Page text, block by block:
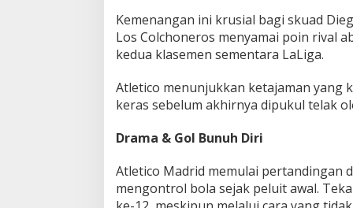
e
z
m
a
n
C
t
B
r
a
Kemenangan ini krusial bagi skuad
Los Colchoneros menyamai poin rival
kedua klasemen sementara LaLiga.
Atletico menunjukkan ketajaman yang
keras sebelum akhirnya dipukul telak
Drama & Gol Bunuh Diri
Atletico Madrid memulai pertandingan
mengontrol bola sejak peluit awal.